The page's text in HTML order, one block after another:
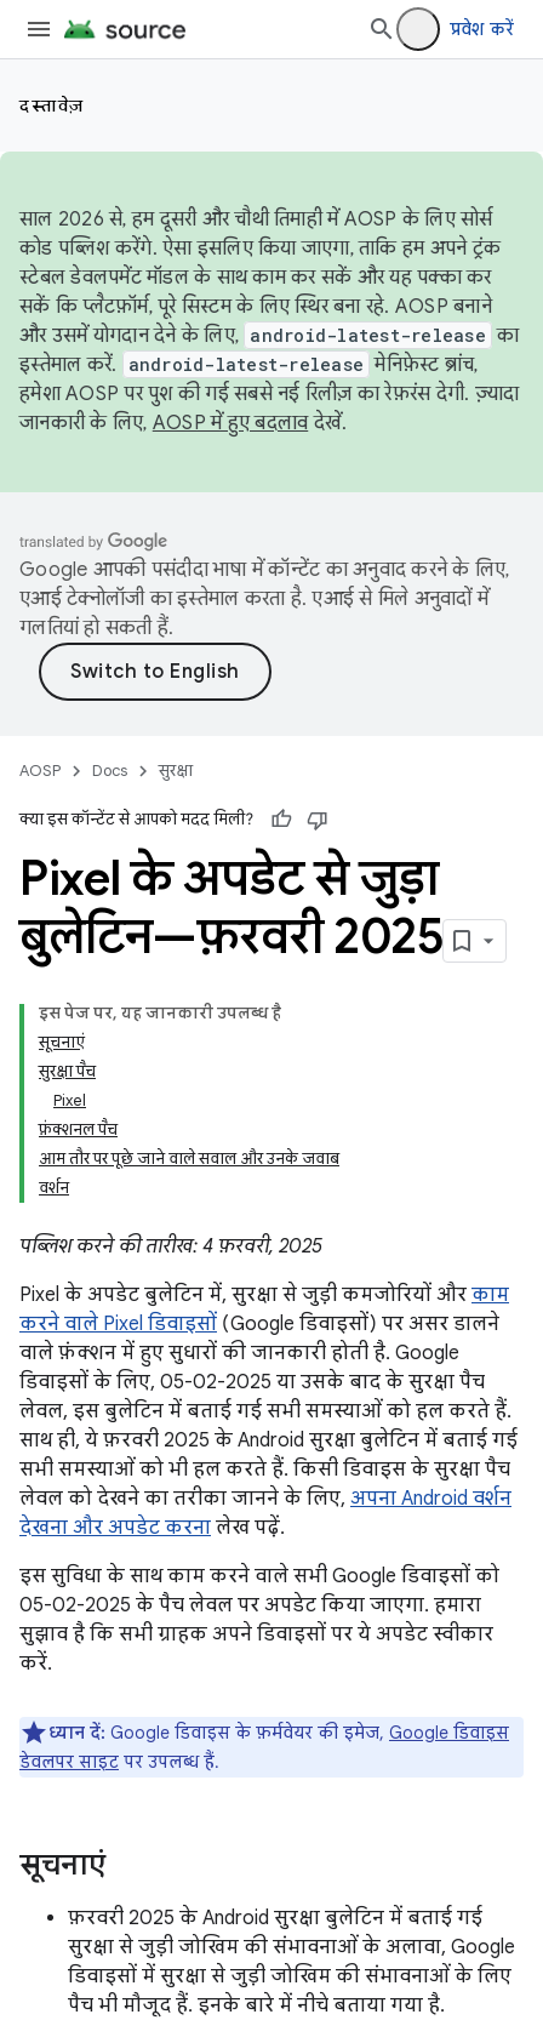
प्रवेश करें
दस्तावेज़
साल 2026 से, हम दूसरी और चौथी तिमाही में AOSP के लिए सोर्स
कोड पब्लिश करेंगे. ऐसा इसलिए किया जाएगा, ताकि हम अपने ट्रंक
स्टेबल डेवलपमेंट मॉडल के साथ काम कर सकें और यह पक्का कर
सकें कि प्लैटफ़ॉर्म, पूरे सिस्टम के लिए स्थिर बना रहे. AOSP बनाने
और उसमें योगदान देने के लिए, android-latest-release का
इस्तेमाल करें.
android-latest-release मेनिफ़ेस्ट ब्रांच,
हमेशा AOSP पर पुश की गई सबसे नई रिलीज़ का रेफ़रंस देगी. ज़्यादा
जानकारी के लिए, AOSP में हुए बदलावदेखें.
Google आपकी पसंदीदा भाषा में कॉन्टेंट का अनुवाद करने के लिए,
एआई टेक्नोलॉजी का इस्तेमाल करता है. एआई से मिले अनुवादों में
गलतियां हो सकती हैं.
AOSP Docs सुरक्षा
क्या इस कॉन्टेंट से आपको मदद मिली?
Pixel के अपडेट से जुड़ा
बुलेटिन—फ़रवरी 2025
इस पेज पर, यह जानकारी उपलब्ध है
सूचनाएं
सुरक्षा पैच
Pixel
फ़ंक्शनल पैच
आम तौर पर पूछे जाने वाले सवाल और उनके जवाब
वर्शन
पब्लिश करने की तारीख: 4 फ़रवरी, 2025
Pixel के अपडेट बुलेटिन में, सुरक्षा से जुड़ी कमजोरियों और काम
करने वाले Pixel डिवाइसों (Google डिवाइसों) पर असर डालने
वाले फ़ंक्शन में हुए सुधारों की जानकारी होती है. Google
डिवाइसों के लिए, 05-02-2025 या उसके बाद के सुरक्षा पैच
लेवल, इस बुलेटिन में बताई गई सभी समस्याओं को हल करते हैं.
साथ ही, ये फ़रवरी 2025 के Android सुरक्षा बुलेटिन में बताई गई
सभी समस्याओं को भी हल करते हैं. किसी डिवाइस के सुरक्षा पैच
लेवल को देखने का तरीका जानने के लिए, अपना Android वर्शन
देखना और अपडेट करना लेख पढ़ें.
इस सुविधा के साथ काम करने वाले सभी Google डिवाइसों को
05-02-2025 के पैच लेवल पर अपडेट किया जाएगा. हमारा
सुझाव है कि सभी ग्राहक अपने डिवाइसों पर ये अपडेट स्वीकार
करें.
ध्यान दें: Google डिवाइस के फ़र्मवेयर की इमेज, Google डिवाइस
डेवलपर साइट पर उपलब्ध हैं.
सूचनाएं
फ़रवरी 2025 के Android सुरक्षा बुलेटिन में बताई गई
सुरक्षा से जुड़ी जोखिम की संभावनाओं के अलावा, Google
डिवाइसों में सुरक्षा से जुड़ी जोखिम की संभावनाओं के लिए
पैच भी मौजूद हैं. इनके बारे में नीचे बताया गया है.